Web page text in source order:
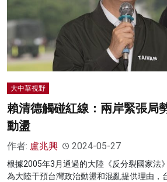
大中華視野
賴清德觸碰紅線：兩岸緊張局
動盪
作者: 盧兆興 2024-05-27
根據2005年3月通過的大陸《反分裂國家法
為大陸干預台灣政治動盪和混亂提供理由，